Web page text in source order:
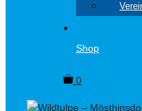
Shop
0